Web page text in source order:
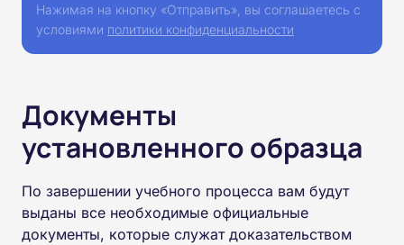
Нажимая на кнопку «Отправить», вы соглашаетесь с
условиями политики конфиденциальности
Документы
установленного образца
По завершении учебного процесса вам будут
выданы все необходимые официальные
документы, которые служат доказательством